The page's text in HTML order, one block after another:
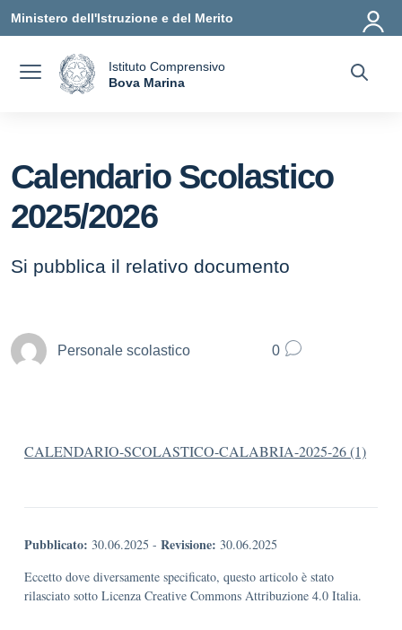
Ministero dell'Istruzione e del Merito
Istituto Comprensivo
Bova Marina
Calendario Scolastico
2025/2026
Si pubblica il relativo documento
Personale scolastico 0
CALENDARIO-SCOLASTICO-CALABRIA-2025-26 (1)
Pubblicato: 30.06.2025 - Revisione: 30.06.2025
Eccetto dove diversamente specificato, questo articolo è stato
rilasciato sotto Licenza Creative Commons Attribuzione 4.0 Italia.